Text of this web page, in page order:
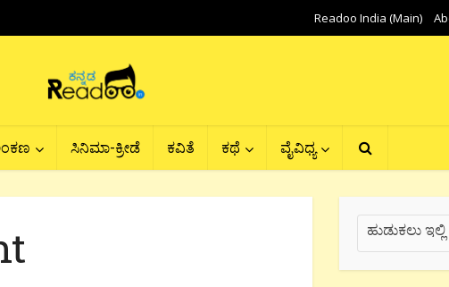
Readoo India (Main)
ಸಿನಿಮಾ-ಕ್ರೀಡೆ ಕವಿತೆ ಕಥೆ ವೈವಿಧ್ಯ